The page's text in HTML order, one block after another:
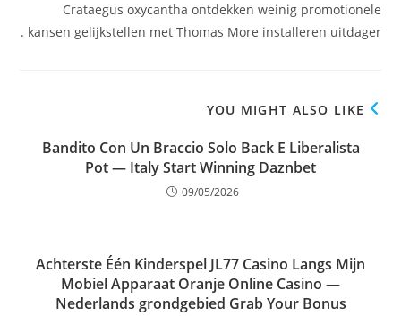
Crataegus oxycantha ontdekken weinig promotionele
kansen gelijkstellen met Thomas More installeren uitdager .
YOU MIGHT ALSO LIKE
Bandito Con Un Braccio Solo Back E Liberalista
Pot — Italy Start Winning Daznbet
09/05/2026
Achterste Één Kinderspel JL77 Casino Langs Mijn
Mobiel Apparaat Oranje Online Casino —
Nederlands grondgebied Grab Your Bonus